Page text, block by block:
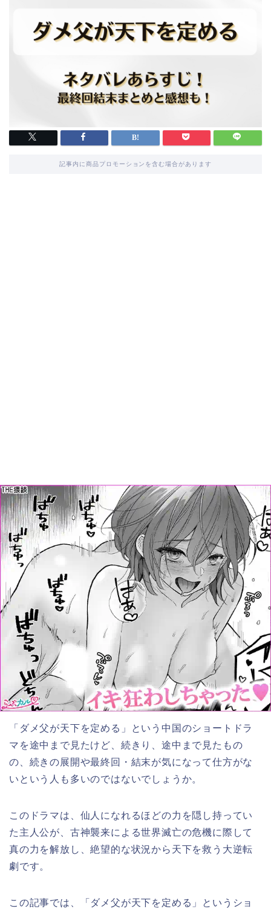
記事内に商品プロモーションを含む場合があります
「ダメ父が天下を定める」という中国のショートドラ
マを途中まで見たけど、続き り、途中まで見たもの
の、続きの展開や最終回・結末が気になって仕方がな
いという人も多いのではないでしょうか。
このドラマは、仙人になれるほどの力を隠し持ってい
た主人公が、古神襲来による世界滅亡の危機に際して
真の力を解放し、絶望的な状況から天下を救う大逆転
劇です。
この記事では、「ダメ父が天下を定める」 という ショ